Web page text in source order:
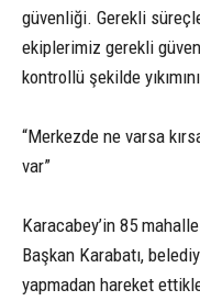
güvenliği. Gerekli
ekiplerimiz gerekli
kontrollü şekilde
“Merkezde ne varsa
var”
Karacabey’in 85
Başkan Karabatı,
yapmadan hareket